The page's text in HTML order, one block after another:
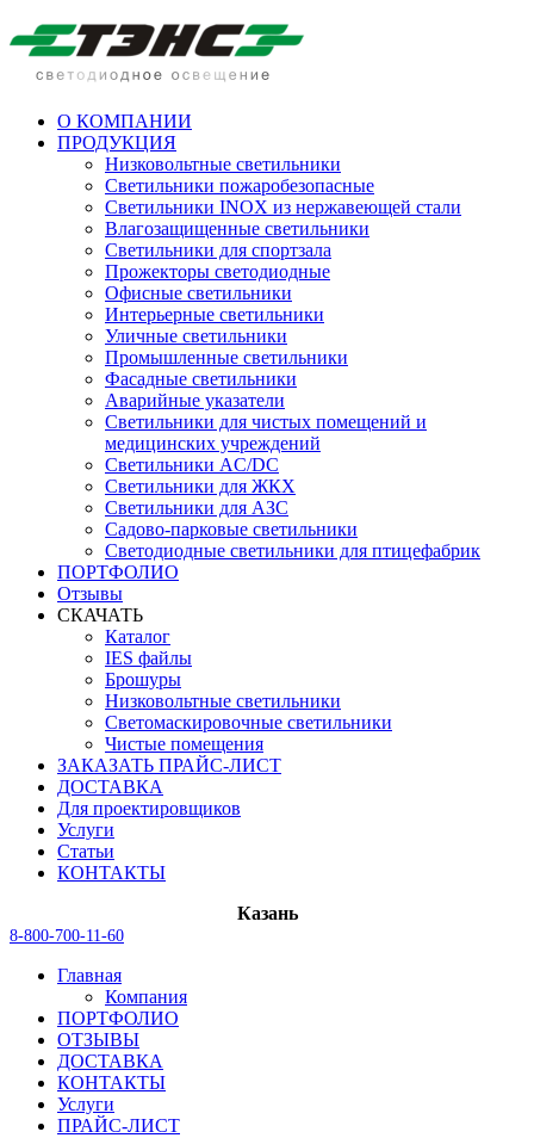
О КОМПАНИИ
ПРОДУКЦИЯ
Низковольтные светильники
Cветильники пожаробезопасные
Светильники INOX из нержавеющей стали
Влагозащищенные светильники
Светильники для спортзала
Прожекторы светодиодные
Офисные светильники
Интерьерные светильники
Уличные светильники
Промышленные светильники
Фасадные светильники
Аварийные указатели
Светильники для чистых помещений и
медицинских учреждений
Светильники AC/DC
Светильники для ЖКХ
Светильники для АЗС
Садово-парковые светильники
Светодиодные светильники для птицефабрик
ПОРТФОЛИО
Отзывы
СКАЧАТЬ
Каталог
IES файлы
Брошуры
Низковольтные светильники
Светомаскировочные светильники
Чистые помещения
ЗАКАЗАТЬ ПРАЙС-ЛИСТ
ДОСТАВКА
Для проектировщиков
Услуги
Статьи
КОНТАКТЫ
Казань
8-800-700-11-60
Главная
Компания
ПОРТФОЛИО
ОТЗЫВЫ
ДОСТАВКА
КОНТАКТЫ
Услуги
ПРАЙС-ЛИСТ